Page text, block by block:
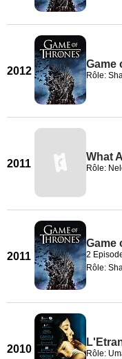
2012
Game
Rôle:
2011
What
Rôle:
2011
Game
2
Rôle:
2010 Rôle: